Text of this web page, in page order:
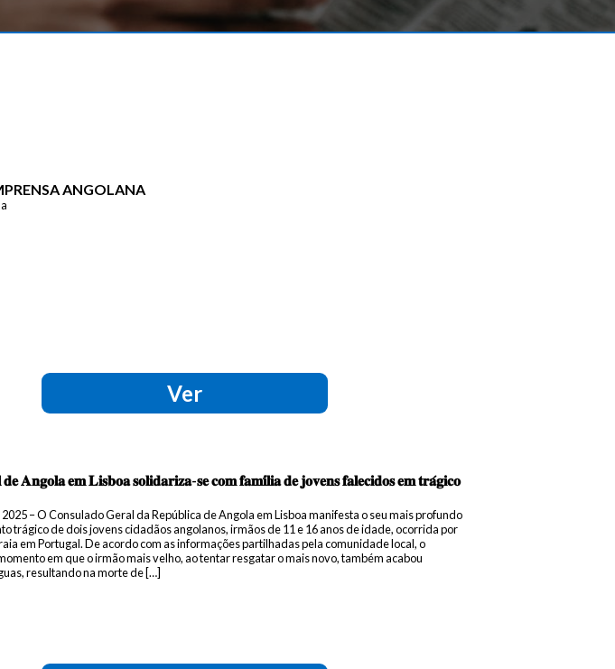
ANGOLANA
Ver
𝐀𝐧𝐠𝐨𝐥𝐚 𝐞𝐦 𝐋𝐢𝐬𝐛𝐨𝐚 𝐬𝐨𝐥𝐢𝐝𝐚𝐫𝐢𝐳𝐚-𝐬𝐞 𝐜𝐨𝐦 𝐟𝐚𝐦𝐢́𝐥𝐢𝐚 𝐝𝐞 𝐣𝐨𝐯𝐞𝐧𝐬 𝐟𝐚𝐥𝐞𝐜𝐢𝐝𝐨𝐬 𝐞𝐦 𝐭𝐫𝐚́𝐠𝐢𝐜𝐨
2025 – O Consulado Geral da República de Angola em Lisboa manifesta o seu mais profundo
trágico de dois jovens cidadãos angolanos, irmãos de 11 e 16 anos de idade, ocorrida por
em Portugal. De acordo com as informações partilhadas pela comunidade local, o
em que o irmão mais velho, ao tentar resgatar o mais novo, também acabou
resultando na morte de […]